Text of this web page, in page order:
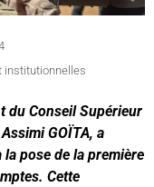
institutionnelles
du Conseil Supérieur
GOÏTA, a
pose de la première
Cette